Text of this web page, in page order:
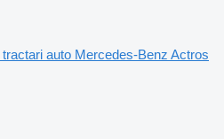
tractari auto Mercedes-Benz Actros